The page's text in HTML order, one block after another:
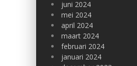
juni 2024
mei 2024
april 2024
maart 2024
februari 2024
januari 2024